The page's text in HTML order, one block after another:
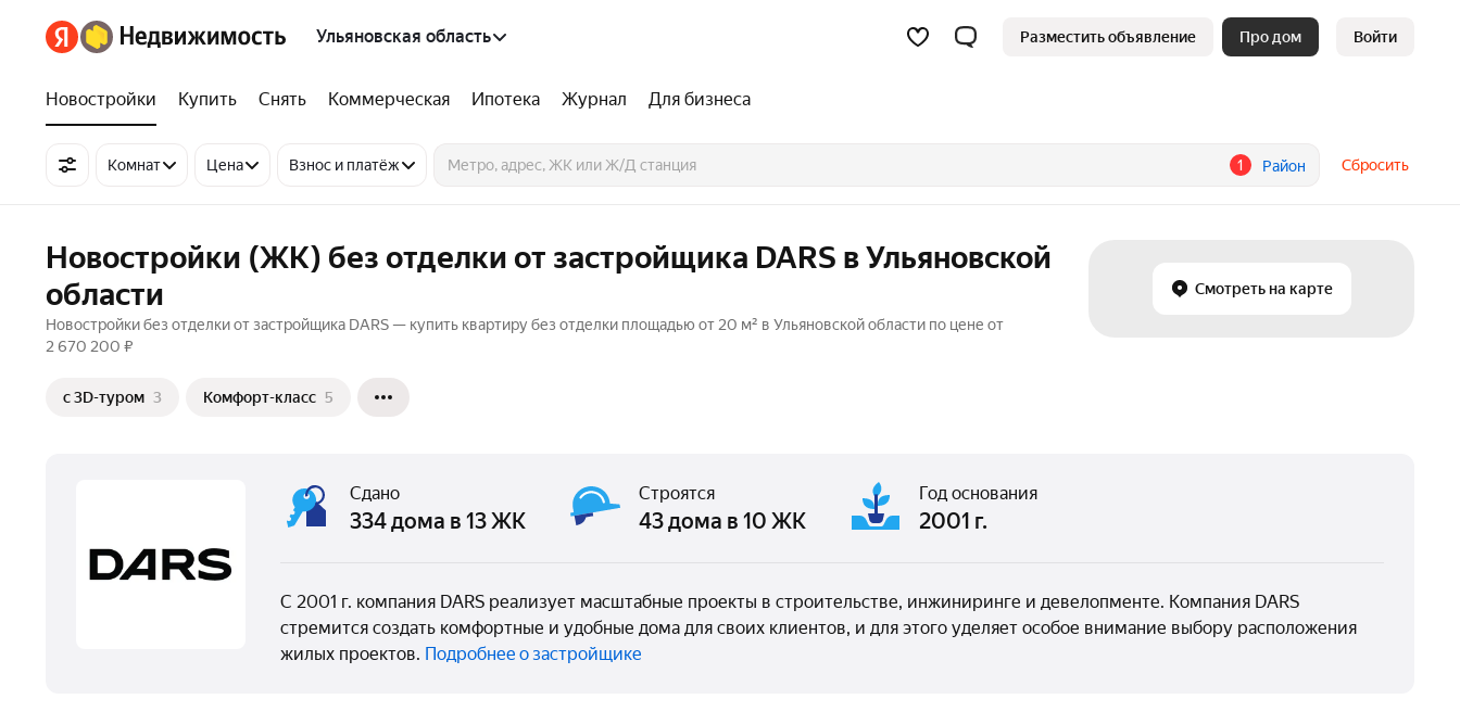
Ульяновская область Разместить объявление Про дом Войти
Новостройки Купить Снять Коммерческая Ипотека Журнал Для бизнеса
Комнат Цена Взнос и платёж 1 Район Сбросить
Новостройки (ЖК) без отделки от застройщика DARS в Ульяновской
области
Новостройки без отделки от застройщика DARS — купить квартиру без отделки площадью от 20 м² в Ульяновской области по цене от
2 670 200 ₽
c 3D-туром 3 Комфорт-класс 5
Смотреть на карте
Сдано
334 дома в 13 ЖК
Строятся
43 дома в 10 ЖК
Год основания
2001 г.
C 2001 г. компания DARS реализует масштабные проекты в строительстве, инжиниринге и девелопменте. Компания DARS
стремится создать комфортные и удобные дома для своих клиентов, и для этого уделяет особое внимание выбору расположения
жилых проектов. Подробнее о застройщике